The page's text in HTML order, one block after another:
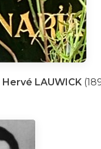
Hervé LAUWICK